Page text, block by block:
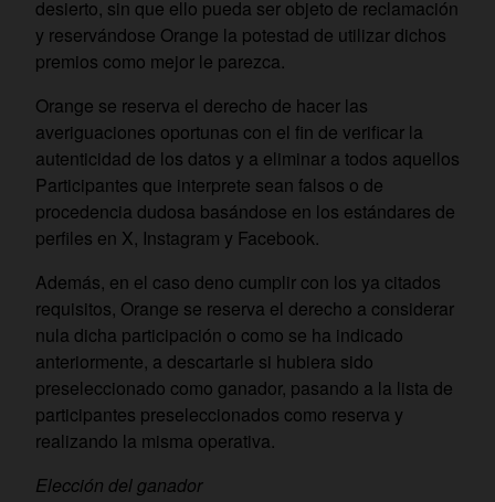
desierto, sin que ello pueda ser objeto de reclamación
y reservándose Orange la potestad de utilizar dichos
premios como mejor le parezca.
Orange se reserva el derecho de hacer las
averiguaciones oportunas con el fin de verificar la
autenticidad de los datos y a eliminar a todos aquellos
Participantes que interprete sean falsos o de
procedencia dudosa basándose en los estándares de
perfiles en X, Instagram y Facebook.
Además, en el caso deno cumplir con los ya citados
requisitos, Orange se reserva el derecho a considerar
nula dicha participación o como se ha indicado
anteriormente, a descartarle si hubiera sido
preseleccionado como ganador, pasando a la lista de
participantes preseleccionados como reserva y
realizando la misma operativa.
Elección del ganador